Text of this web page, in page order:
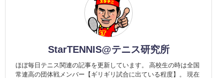
StarTENNIS@テニス研究所
ほぼ毎日テニス関連の記事を更新しています。 高校生の時は全国
常連高の団体戦メンバー【ギリギリ試合に出ている程度】。 現在